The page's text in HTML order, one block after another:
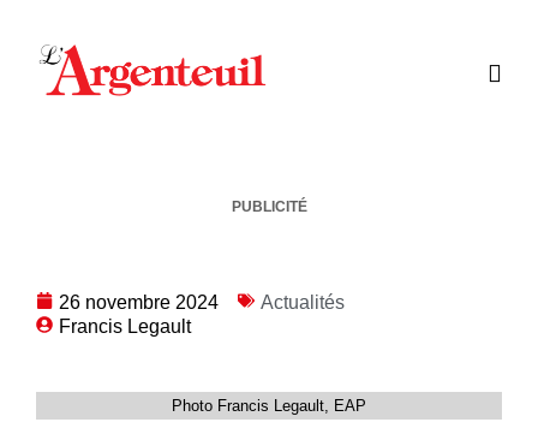
PUBLICITÉ
26 novembre 2024
Actualités
Francis Legault
Photo Francis Legault, EAP